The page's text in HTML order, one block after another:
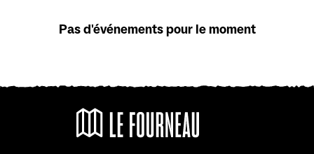
Pas d'événements pour le moment